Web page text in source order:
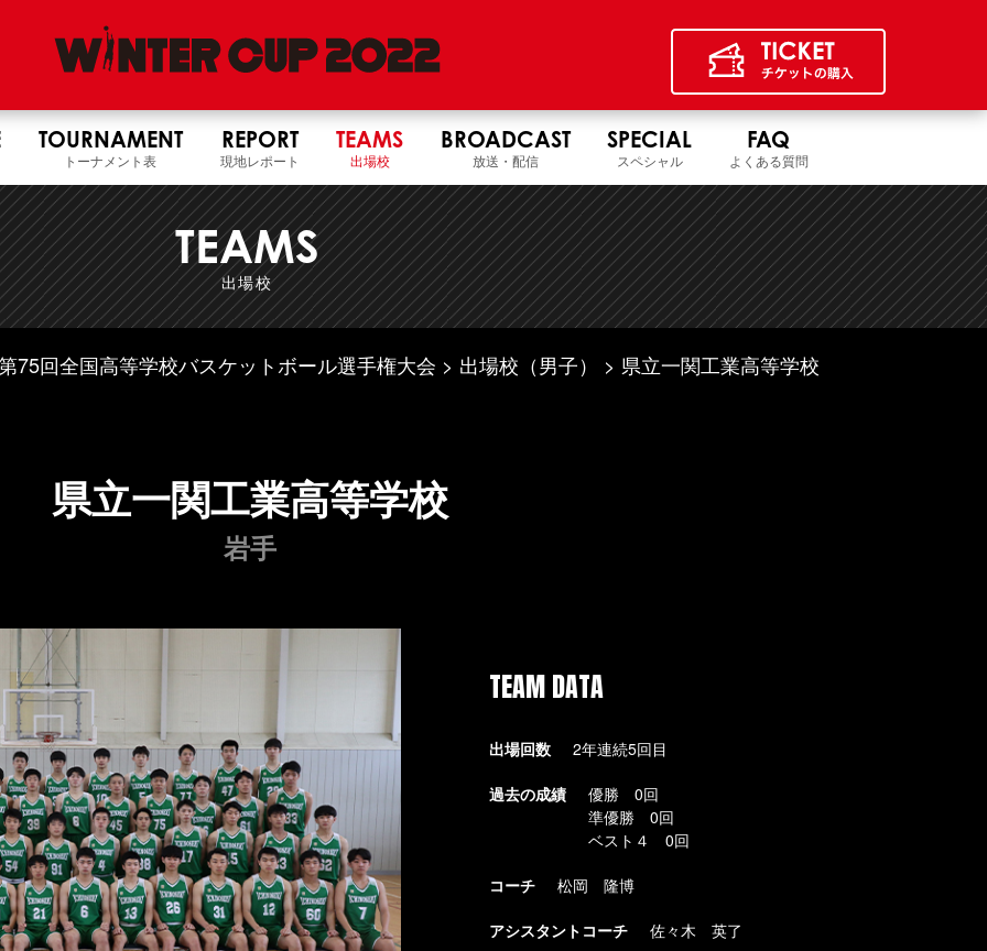
TOURNAMENT
トーナメント表
REPORT
現地レポート
TEAMS
出場校
BROADCAST
放送・配信
SPECIAL
スペシャル
FAQ
よくある質問
TEAMS
出場校
75回全国高等学校バスケットボール選手権大会 出場校（男子） 県立一関工業高等学校
県立一関工業高等学校
岩手
TEAM DATA
出場回数 2年連続5回目
過去の成績
優勝 0回
準優勝 0回
ベスト４ 0回
コーチ 松岡 隆博
アシスタントコーチ 佐々木 英了